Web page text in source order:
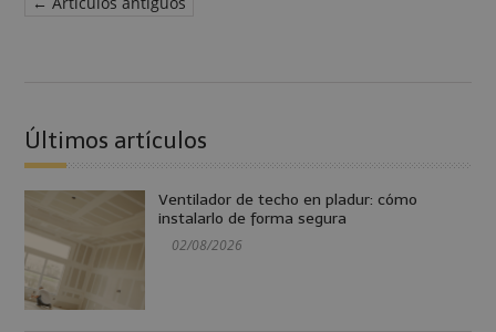
Últimos artículos
Ventilador de techo en pladur: cómo
instalarlo de forma segura
02/08/2026